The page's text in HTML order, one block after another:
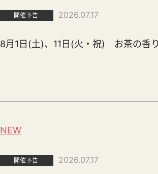
開催予告 2026.07.17
8月1日(土)、11日(火・祝) お茶の香
NEW
開催予告 2026.07.17